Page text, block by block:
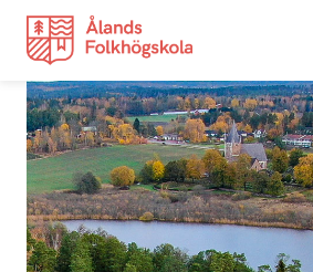
Utbildningar
NYAlinjen
Hantverk
Kortkurser